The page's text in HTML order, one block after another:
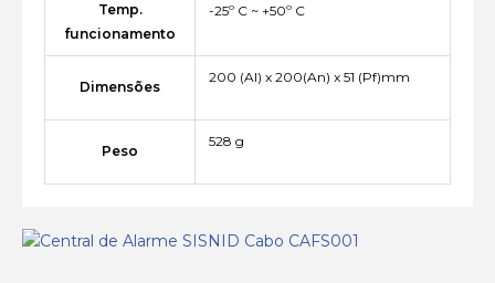
Temp.
funcionamento
-25º C ~ +50º C
Dimensões
200 (Al) x 200(An) x 51 (Pf)mm
Peso
528 g